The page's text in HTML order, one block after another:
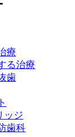
療
る治療
歯
ッジ
歯科